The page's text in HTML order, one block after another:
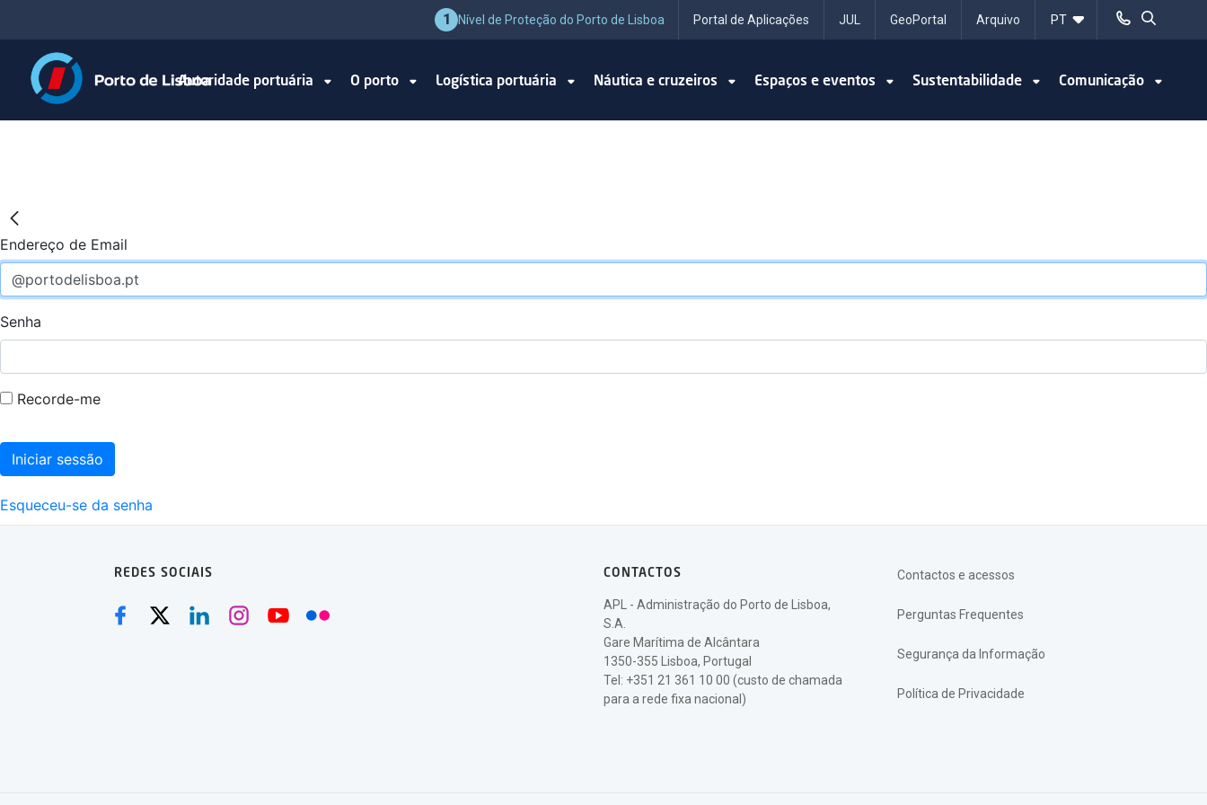
1 Nível de Proteção do Porto de Lisboa Portal de Aplicações JUL GeoPortal Arquivo
Autoridade portuária O porto Logística portuária Náutica e cruzeiros Espaços e eventos Sustentabilidade Comunicação
Endereço de Email
Senha
Recorde-me
Iniciar sessão
Esqueceu-se da senha
REDES SOCIAIS CONTACTOS
APL - Administração do Porto de Lisboa,
S.A.
Gare Marítima de Alcântara
1350-355 Lisboa, Portugal
Tel: +351 21 361 10 00 (custo de chamada
para a rede fixa nacional)
Contactos e acessos
Perguntas Frequentes
Segurança da Informação
Política de Privacidade